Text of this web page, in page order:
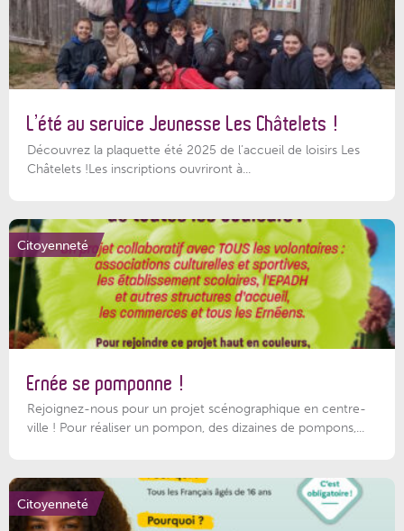
L’été au service Jeunesse Les Châtelets !
Découvrez la plaquette été 2025 de l’accueil de loisirs Les
Châtelets !Les inscriptions ouvriront à...
Citoyenneté
Ernée se pomponne !
Rejoignez-nous pour un projet scénographique en centre-
ville ! Pour réaliser un pompon, des dizaines de pompons,...
Citoyenneté